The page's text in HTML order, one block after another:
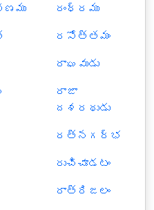
రంధ్రము
రసోత్తమం
రాఘవుడు
రాజా
దశరథుడు
రత్నగర్భ
రుచిచూడటం
రాత్రిజలం